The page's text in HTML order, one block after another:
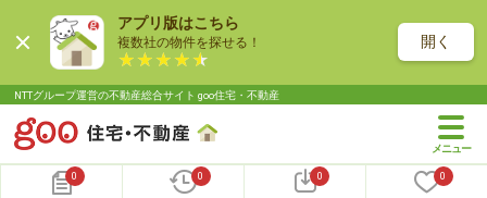
アプリ版はこちら
複数社の物件を探せる！ 開く
NTTグループ運営の不動産総合サイト goo住宅・不動産
0 0 0 0